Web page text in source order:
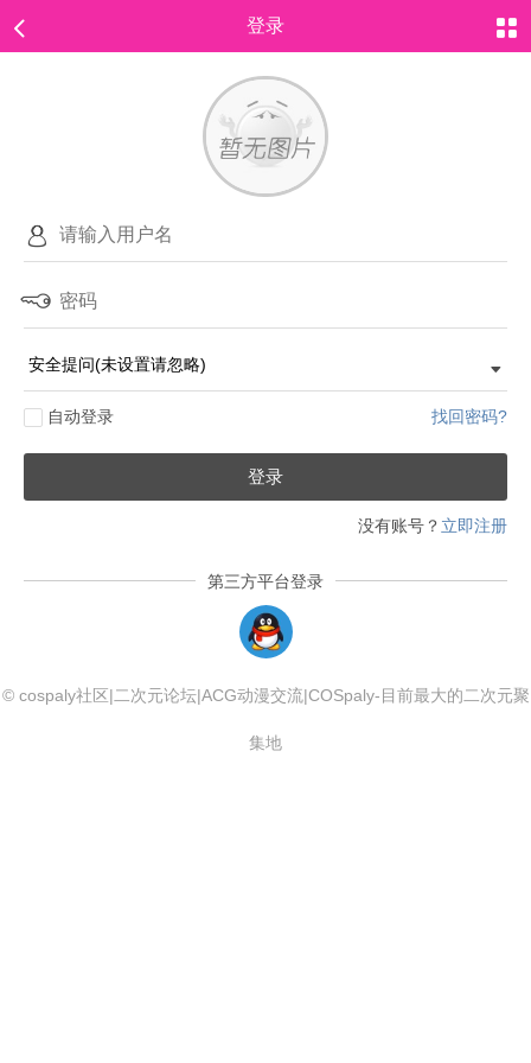
登录
自动登录 找回密码?
登录
没有账号？ 立即注册
第三方平台登录
© cospaly社区|二次元论坛|ACG动漫交流|COSpaly-目前最大的二次元聚
集地